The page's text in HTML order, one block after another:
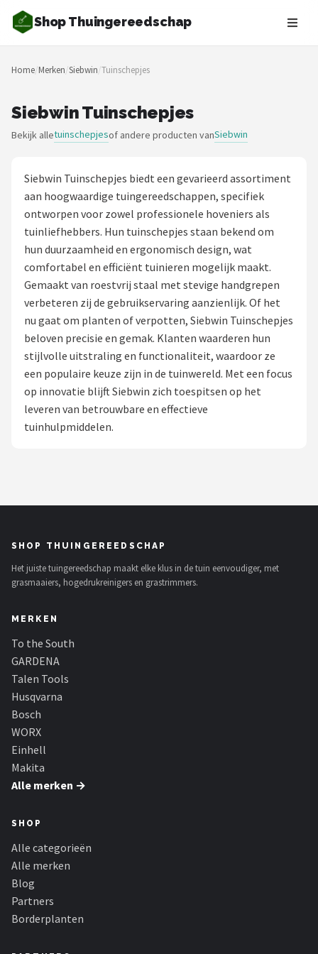
Shop Thuingereedschap
Zoeken
NAVIGATIE
Merken
Borderplanten
Grasmaaiers
Hogedrukreinigers
Grastrimmers
Onkruidbranders
Shop
To the South
Bosch
Einhell
Makita
Synx Tools
Fiskars
Alle merken →
Home/Merken/Siebwin/Tuinschepjes
Siebwin Tuinschepjes
Bekijk alletuinschepjesof andere producten vanSiebwin
Siebwin Tuinschepjes biedt een gevarieerd assortiment
aan hoogwaardige tuingereedschappen, specifiek
ontworpen voor zowel professionele hoveniers als
tuinliefhebbers. Hun tuinschepjes staan bekend om
hun duurzaamheid en ergonomisch design, wat
comfortabel en efficiënt tuinieren mogelijk maakt.
Gemaakt van roestvrij staal met stevige handgrepen
verbeteren zij de gebruikservaring aanzienlijk. Of het
nu gaat om planten of verpotten, Siebwin Tuinschepjes
beloven precisie en gemak. Klanten waarderen hun
stijlvolle uitstraling en functionaliteit, waardoor ze
een populaire keuze zijn in de tuinwereld. Met een focus
op innovatie blijft Siebwin zich toespitsen op het
leveren van betrouwbare en effectieve
tuinhulpmiddelen.
SHOP THUINGEREEDSCHAP
Het juiste tuingereedschap maakt elke klus in de tuin eenvoudiger, met
grasmaaiers, hogedrukreinigers en grastrimmers.
MERKEN
To the South
GARDENA
Talen Tools
Husqvarna
Bosch
WORX
Einhell
Makita
Alle merken →
SHOP
Alle categorieën
Alle merken
Blog
Partners
Borderplanten